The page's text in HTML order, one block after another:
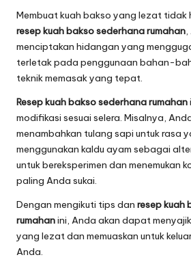
Membuat kuah bakso yang lezat tidak
resep kuah bakso sederhana rumahan,
menciptakan hidangan yang
terletak pada penggunaan bahan-
teknik memasak yang tepat.
Resep kuah bakso sederhana rumahan
modifikasi sesuai selera. Misalnya,
menambahkan tulang sapi untuk rasa
menggunakan kaldu ayam sebagai
untuk bereksperimen dan menemukan
paling Anda sukai.
Dengan mengikuti tips dan resep kuah
rumahanini, Anda akan dapat
yang lezat dan memuaskan untuk
Anda.